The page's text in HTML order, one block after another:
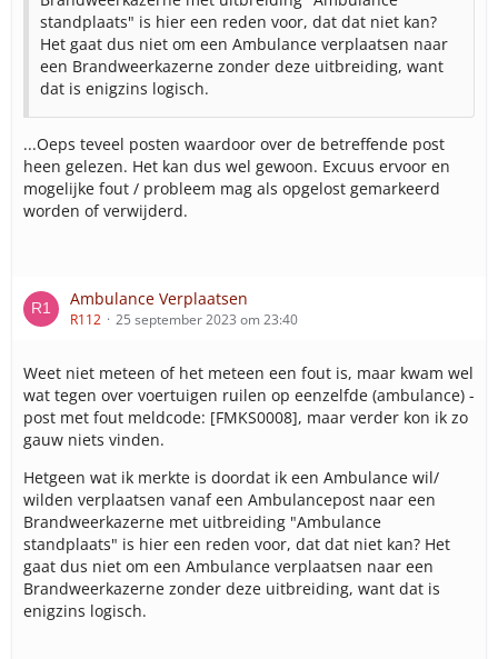
standplaats" is hier een reden voor, dat dat niet kan?
Het gaat dus niet om een Ambulance verplaatsen naar
een Brandweerkazerne zonder deze uitbreiding, want
dat is enigzins logisch.
...Oeps teveel posten waardoor over de betreffende post
heen gelezen. Het kan dus wel gewoon. Excuus ervoor en
mogelijke fout / probleem mag als opgelost gemarkeerd
worden of verwijderd.
Ambulance Verplaatsen
R112 25 september 2023 om 23:40
Weet niet meteen of het meteen een fout is, maar kwam wel
wat tegen over voertuigen ruilen op eenzelfde (ambulance) -
post met fout meldcode: [FMKS0008], maar verder kon ik zo
gauw niets vinden.
Hetgeen wat ik merkte is doordat ik een Ambulance wil/
wilden verplaatsen vanaf een Ambulancepost naar een
Brandweerkazerne met uitbreiding "Ambulance
standplaats" is hier een reden voor, dat dat niet kan? Het
gaat dus niet om een Ambulance verplaatsen naar een
Brandweerkazerne zonder deze uitbreiding, want dat is
enigzins logisch.